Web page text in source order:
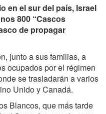
en el sur del país, Israel
800 “Cascos
de propagar
junto a sus familias, a
ocupados por el régimen
se trasladarán a varios
Unido y Canadá.
Blancos, que más tarde